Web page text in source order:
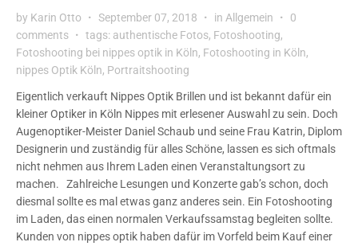
by Karin Otto September 07, 2018 in Allgemein
0
comments
tags: authentische Fotos, Fotoshooting,
Fotoshooting bei nippes optik in Köln, Fotoshooting in Köln,
nippes Optik Köln, Portraitshooting
Eigentlich verkauft Nippes Optik Brillen und ist bekannt dafür ein
kleiner Optiker in Köln Nippes mit erlesener Auswahl zu sein. Doch
Augenoptiker-Meister Daniel Schaub und seine Frau Katrin, Diplom
Designerin und zuständig für alles Schöne, lassen es sich oftmals
nicht nehmen aus Ihrem Laden einen Veranstaltungsort zu
machen. Zahlreiche Lesungen und Konzerte gab’s schon, doch
diesmal sollte es mal etwas ganz anderes sein. Ein Fotoshooting
im Laden, das einen normalen Verkaufssamstag begleiten sollte.
Kunden von nippes optik haben dafür im Vorfeld beim Kauf einer